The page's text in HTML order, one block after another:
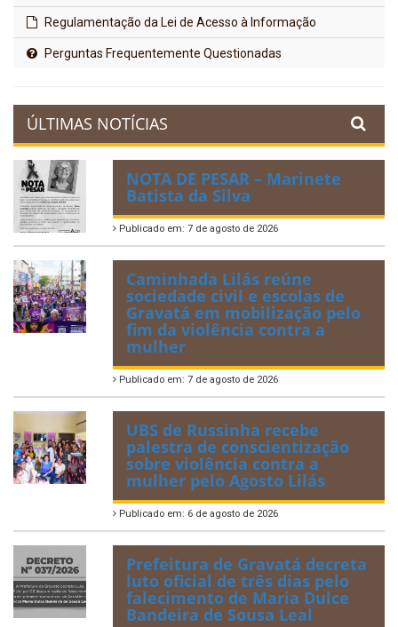
Regulamentação da Lei de Acesso à Informação
Perguntas Frequentemente Questionadas
ÚLTIMAS NOTÍCIAS
NOTA DE PESAR – Marinete
Batista da Silva
Publicado em: 7 de agosto de 2026
Caminhada Lilás reúne
sociedade civil e escolas de
Gravatá em mobilização pelo
fim da violência contra a
mulher
Publicado em: 7 de agosto de 2026
UBS de Russinha recebe
palestra de conscientização
sobre violência contra a
mulher pelo Agosto Lilás
Publicado em: 6 de agosto de 2026
Prefeitura de Gravatá decreta
luto oficial de três dias pelo
falecimento de Maria Dulce
Bandeira de Sousa Leal